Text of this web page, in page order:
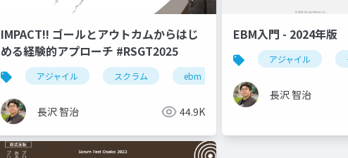
rsgt rsgt2022 プロダクトゴール
IMPACT!! ゴールとアウトカムからはじ
める経験的アプローチ #RSGT2025
アジャイル スクラム ebm
長沢 智治 44.9K
EBM入門 - 2024年版
アジャイル
長沢 智治